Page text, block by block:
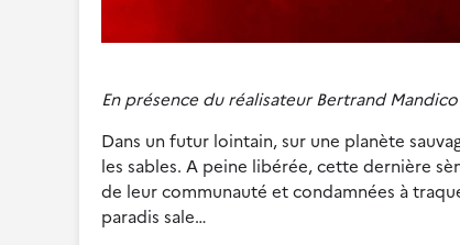
En présence du réalisateur Bertrand
Dans un futur lointain, sur une planète
les sables. A peine libérée, cette dernière
de leur communauté et condamnées à
paradis sale…